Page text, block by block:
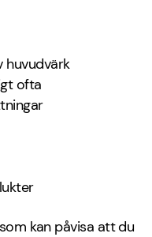
huvudvärk
ofta
kan påvisa att du